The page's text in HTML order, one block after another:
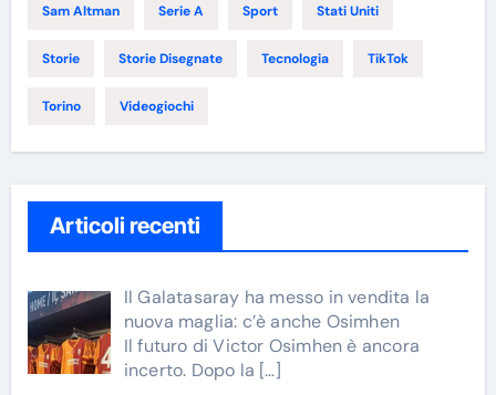
Sam Altman Serie A Sport Stati Uniti
Storie Storie Disegnate Tecnologia TikTok
Torino Videogiochi
Articoli recenti
Il Galatasaray ha messo in vendita la
nuova maglia: c’è anche Osimhen
Il futuro di Victor Osimhen è ancora
incerto. Dopo la […]